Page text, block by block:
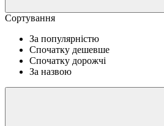
Сортування
За популярністю
Спочатку дешевше
Спочатку дорожчі
За назвою